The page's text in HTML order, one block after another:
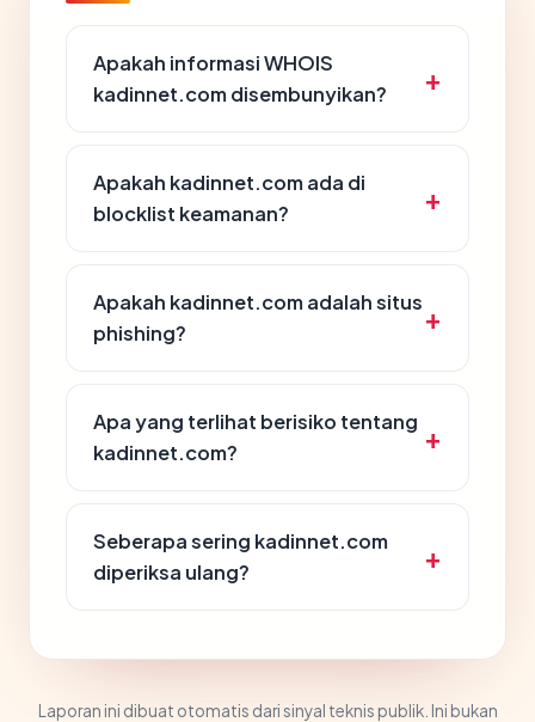
Apakah informasi WHOIS
kadinnet.com disembunyikan?
Apakah kadinnet.com ada di
blocklist keamanan?
Apakah kadinnet.com adalah situs
phishing?
Apa yang terlihat berisiko tentang
kadinnet.com?
Seberapa sering kadinnet.com
diperiksa ulang?
Laporan ini dibuat otomatis dari sinyal teknis publik. Ini bukan